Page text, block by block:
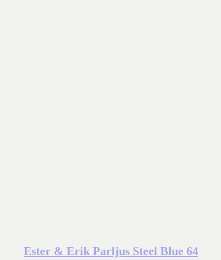
Ester & Erik Parljus Steel Blue 64